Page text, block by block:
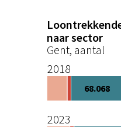
naar sector
Gent, aantal
2023
2018
68.068